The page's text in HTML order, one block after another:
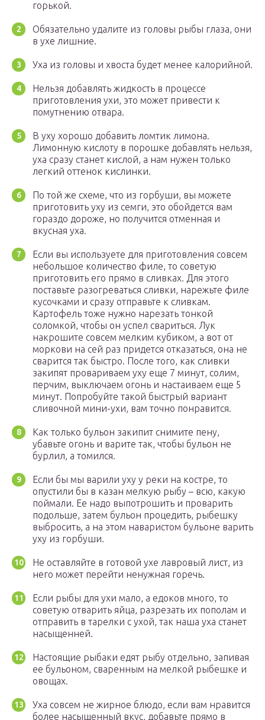
горькой.
Обязательно удалите из головы рыбы глаза, они
в ухе лишние.
Уха из головы и хвоста будет менее калорийной.
Нельзя добавлять жидкость в процессе
приготовления ухи, это может привести к
помутнению отвара.
В уху хорошо добавить ломтик лимона.
Лимонную кислоту в порошке добавлять нельзя,
уха сразу станет кислой, а нам нужен только
легкий оттенок кислинки.
По той же схеме, что из горбуши, вы можете
приготовить уху из семги, это обойдется вам
гораздо дороже, но получится отменная и
вкусная уха.
Если вы используете для приготовления совсем
небольшое количество филе, то советую
приготовить его прямо в сливках. Для этого
поставьте разогреваться сливки, нарежьте филе
кусочками и сразу отправьте к сливкам.
Картофель тоже нужно нарезать тонкой
соломкой, чтобы он успел свариться. Лук
накрошите совсем мелким кубиком, а вот от
моркови на сей раз придется отказаться, она не
сварится так быстро. После того, как сливки
закипят провариваем уху еще 7 минут, солим,
перчим, выключаем огонь и настаиваем еще 5
минут. Попробуйте такой быстрый вариант
сливочной мини-ухи, вам точно понравится.
Как только бульон закипит снимите пену,
убавьте огонь и варите так, чтобы бульон не
бурлил, а томился.
Если бы мы варили уху у реки на костре, то
опустили бы в казан мелкую рыбу – всю, какую
поймали. Ее надо выпотрошить и проварить
подольше, затем бульон процедить, рыбешку
выбросить, а на этом наваристом бульоне варить
уху из горбуши.
Не оставляйте в готовой ухе лавровый лист, из
него может перейти ненужная горечь.
Если рыбы для ухи мало, а едоков много, то
советую отварить яйца, разрезать их пополам и
отправить в тарелки с ухой, так наша уха станет
насыщенней.
Настоящие рыбаки едят рыбу отдельно, запивая
ее бульоном, сваренным на мелкой рыбешке и
овощах.
Уха совсем не жирное блюдо, если вам нравится
более насыщенный вкус, добавьте прямо в